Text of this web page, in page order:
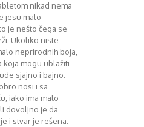
nikad nema
jesu malo
je nešto čega se
Ukoliko niste
neprirodnih boja,
koja mogu ublažiti
sjajno i bajno.
nosi i sa
iako ima malo
dovoljno je da
i stvar je rešena.